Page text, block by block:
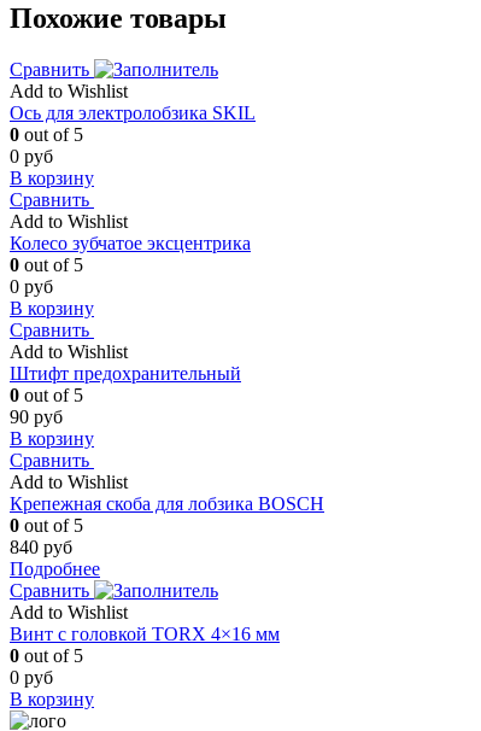
Похожие товары
Сравнить
Add to Wishlist
Ось для электролобзика SKIL
0 out of 5
0 руб
В корзину
Сравнить
Add to Wishlist
Колесо зубчатое эксцентрика
0 out of 5
0 руб
В корзину
Сравнить
Add to Wishlist
Штифт предохранительный
0 out of 5
90 руб
В корзину
Сравнить
Add to Wishlist
Крепежная скоба для лобзика BOSCH
0 out of 5
840 руб
Подробнее
Сравнить
Add to Wishlist
Винт с головкой TORX 4×16 мм
0 out of 5
0 руб
В корзину